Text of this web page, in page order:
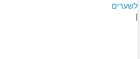
לשערים